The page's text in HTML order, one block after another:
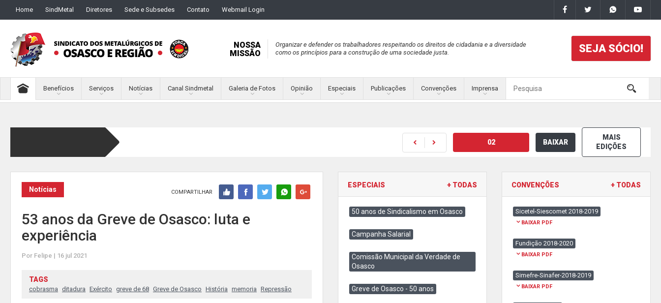
Home SindMetal Diretores Sede e Subsedes Contato Webmail Login
NOSSA
MISSÃO
Organizar e defender os trabalhadores respeitando os direitos de cidadania e a diversidade
como os princípios para a construção de uma sociedade justa.
SEJA SÓCIO!
Benefícios Serviços Notícias Canal Sindmetal Galeria de Fotos Opinião Especiais Publicações Convenções Imprensa
02 BAIXAR
MAIS
EDIÇÕES
Notícias COMPARTILHAR
53 anos da Greve de Osasco: luta e
experiência
Por Felipe | 16 jul 2021
TAGS
cobrasma ditadura Exército greve de 68 Greve de Osasco História memoria Repressão
ESPECIAIS + TODAS
50 anos de Sindicalismo em Osasco
Campanha Salarial
Comissão Municipal da Verdade de
Osasco
Greve de Osasco - 50 anos
CONVENÇÕES + TODAS
Sicetel-Siescomet 2018-2019
BAIXAR PDF
Fundição 2018-2020
BAIXAR PDF
Simefre-Sinafer-2018-2019
BAIXAR PDF